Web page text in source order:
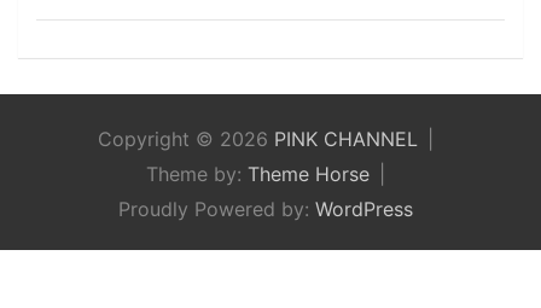
Copyright © 2026 PINK CHANNEL
Theme by: Theme Horse
Proudly Powered by: WordPress